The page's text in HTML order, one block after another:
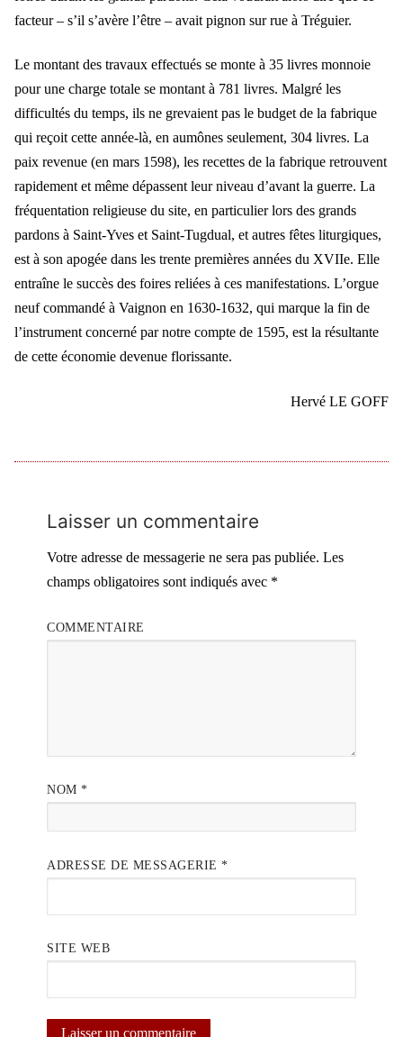
facteur – s’il s’avère l’être – avait pignon sur rue à Tréguier.
Le montant des travaux effectués se monte à 35 livres monnoie
pour une charge totale se montant à 781 livres. Malgré les
difficultés du temps, ils ne grevaient pas le budget de la fabrique
qui reçoit cette année-là, en aumônes seulement, 304 livres. La
paix revenue (en mars 1598), les recettes de la fabrique retrouvent
rapidement et même dépassent leur niveau d’avant la guerre. La
fréquentation religieuse du site, en particulier lors des grands
pardons à Saint-Yves et Saint-Tugdual, et autres fêtes liturgiques,
est à son apogée dans les trente premières années du XVIIe. Elle
entraîne le succès des foires reliées à ces manifestations. L’orgue
neuf commandé à Vaignon en 1630-1632, qui marque la fin de
l’instrument concerné par notre compte de 1595, est la résultante
de cette économie devenue florissante.
Hervé LE GOFF
Laisser un commentaire
Votre adresse de messagerie ne sera pas publiée. Les
champs obligatoires sont indiqués avec *
COMMENTAIRE
NOM *
ADRESSE DE MESSAGERIE *
SITE WEB